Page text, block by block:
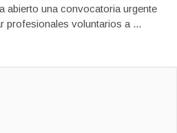
abierto una convocatoria urgente
profesionales voluntarios a ...